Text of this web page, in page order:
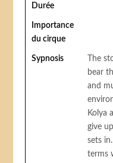
Durée
Importance
du cirque
Sypnosis
The
bear
and
Kolya
give
sets
terms